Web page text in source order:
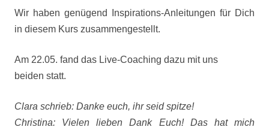
Wir haben genügend Inspirations-Anleitungen für Dich
in diesem Kurs zusammengestellt.
Am 22.05. fand das Live-Coaching dazu mit uns
beiden statt.
Clara schrieb: Danke euch, ihr seid spitze!
Christina: Vielen lieben Dank Euch! Das hat mich